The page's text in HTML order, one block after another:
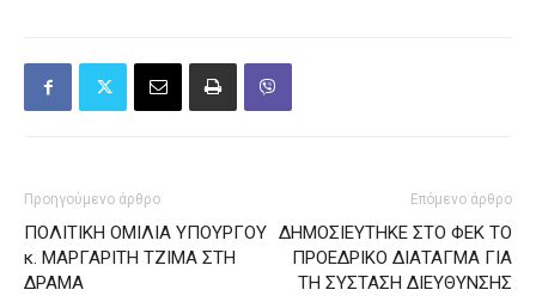
Προηγούμενο άρθρο
ΠΟΛΙΤΙΚΗ ΟΜΙΛΙΑ ΥΠΟΥΡΓΟΥ
κ. ΜΑΡΓΑΡΙΤΗ ΤΖΙΜΑ ΣΤΗ
ΔΡΑΜΑ
Επόμενο άρθρο
ΔΗΜΟΣΙΕΥΤΗΚΕ ΣΤΟ ΦΕΚ ΤΟ
ΠΡΟΕΔΡΙΚΟ ΔΙΑΤΑΓΜΑ ΓΙΑ
ΤΗ ΣΥΣΤΑΣΗ ΔΙΕΥΘΥΝΣΗΣ